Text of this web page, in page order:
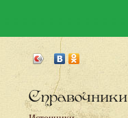
Справочники